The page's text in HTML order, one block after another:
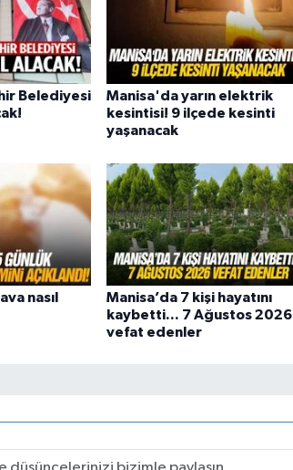
Belediyesi
Manisa'da yarın elektrik
kesintisi! 9 ilçede kesinti
yaşanacak
nasıl
Manisa’da 7 kişi hayatını
kaybetti... 7 Ağustos 2026
vefat edenler